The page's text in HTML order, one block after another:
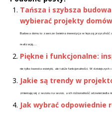
Tańsza i szybsza
wybierać projekty
Budowa domu to zawsze świetna inwestycja w lepszą przyszłość
realizację,...
Piękne i funkcjonalne:
nie tylko kwestia estetyki, ale także funkcjonalności. W
Jakie są trendy w
zmieniają się z sezonu na sezon, a ich różnorodność
Jak wybrać odpowiednie